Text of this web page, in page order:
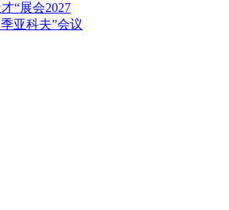
“展会2027
亚科夫”会议